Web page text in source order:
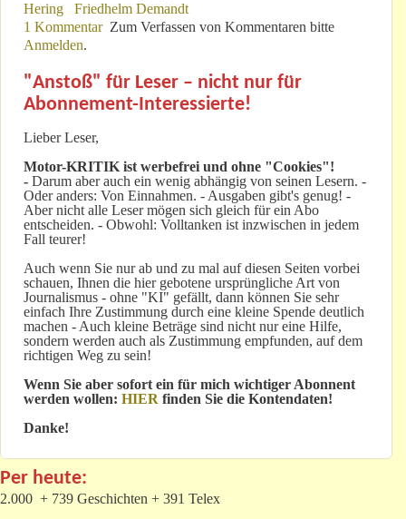
Hering
Friedhelm Demandt
1 Kommentar Zum Verfassen von Kommentaren bitte
Anmelden.
"Anstoß" für Leser – nicht nur für
Abonnement-Interessierte!
Lieber Leser,
Motor-KRITIK ist werbefrei und ohne "Cookies"!
- Darum aber auch ein wenig abhängig von seinen Lesern. -
Oder anders: Von Einnahmen. - Ausgaben gibt's genug! -
Aber nicht alle Leser mögen sich gleich für ein Abo
entscheiden. - Obwohl: Volltanken ist inzwischen in jedem
Fall teurer!
Auch wenn Sie nur ab und zu mal auf diesen Seiten vorbei
schauen, Ihnen die hier gebotene ursprüngliche Art von
Journalismus - ohne "KI" gefällt, dann können Sie sehr
einfach Ihre Zustimmung durch eine kleine Spende deutlich
machen - Auch kleine Beträge sind nicht nur eine Hilfe,
sondern werden auch als Zustimmung empfunden, auf dem
richtigen Weg zu sein!
Wenn Sie aber sofort ein für mich wichtiger Abonnent
werden wollen: HIER finden Sie die Kontendaten!
Danke!
Per heute:
2.000 + 739 Geschichten + 391 Telex